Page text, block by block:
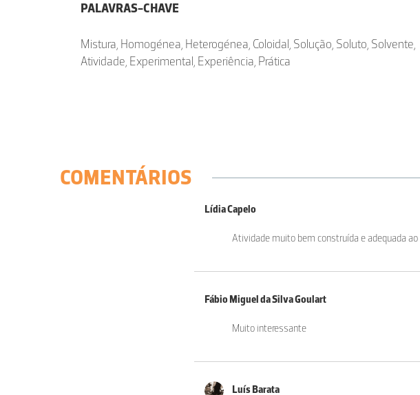
PALAVRAS-CHAVE
Mistura, Homogénea, Heterogénea, Coloidal, Solução, Soluto, Solvente,
Atividade, Experimental, Experiência, Prática
COMENTÁRIOS
Lídia Capelo
Atividade muito bem construída e adequada ao
Fábio Miguel da Silva Goulart
Muito interessante
Luí­s Barata